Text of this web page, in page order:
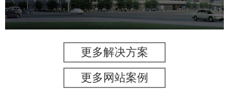
更多解决方案
更多网站案例